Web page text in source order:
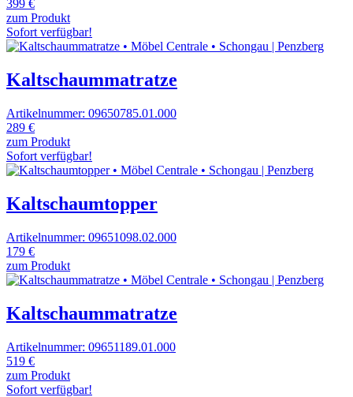
399 €
zum Produkt
Sofort verfügbar!
Kaltschaummatratze
Artikelnummer: 09650785.01.000
289 €
zum Produkt
Sofort verfügbar!
Kaltschaumtopper
Artikelnummer: 09651098.02.000
179 €
zum Produkt
Kaltschaummatratze
Artikelnummer: 09651189.01.000
519 €
zum Produkt
Sofort verfügbar!